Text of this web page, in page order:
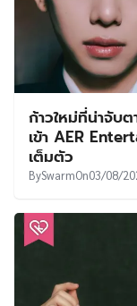
ก้าวใหม่ที่น่าจับ
เข้า AER
เต็มตัว
BySwarmOn03/08/